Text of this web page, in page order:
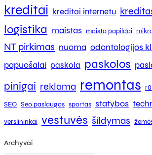
kreditai kreditai internetu
logistika maistas maisto papildai
NT pirkimas nuoma odontologijos
papuošalai paskola paskolos
pinigai reklama remontas
SEO Seo paslaugos sportas statybos
verslininkai vestuvės šildymas
Archyvai